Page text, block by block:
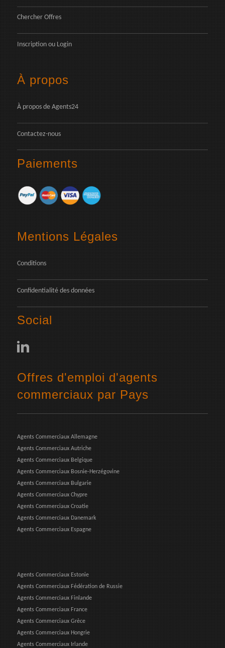
Chercher Offres
Inscription ou Login
À propos
À propos de Agents24
Contactez-nous
Paiements
Mentions Légales
Conditions
Confidentialité des données
Social
Offres d'emploi d'agents
commerciaux par Pays
Agents Commerciaux Allemagne
Agents Commerciaux Autriche
Agents Commerciaux Belgique
Agents Commerciaux Bosnie-Herzégovine
Agents Commerciaux Bulgarie
Agents Commerciaux Chypre
Agents Commerciaux Croatie
Agents Commerciaux Danemark
Agents Commerciaux Espagne
Agents Commerciaux Estonie
Agents Commerciaux Fédération de Russie
Agents Commerciaux Finlande
Agents Commerciaux France
Agents Commerciaux Grèce
Agents Commerciaux Hongrie
Agents Commerciaux Irlande